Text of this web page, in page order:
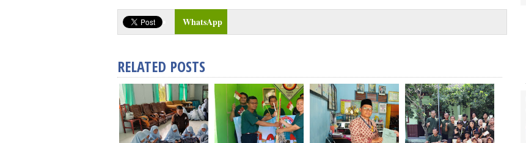
WhatsApp
RELATED POSTS